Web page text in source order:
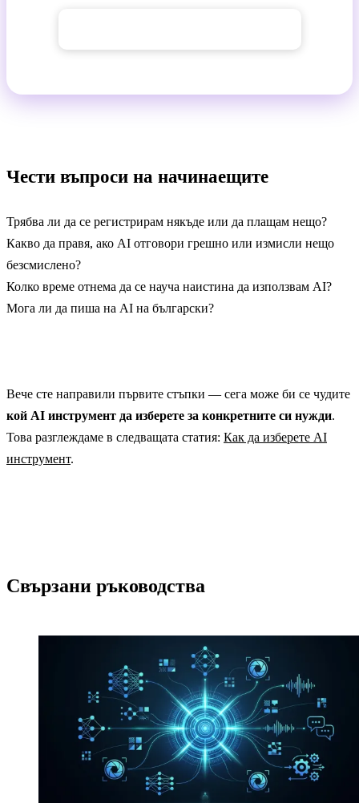
Чести въпроси на начинаещите
Трябва ли да се регистрирам някъде или да плащам нещо?
Какво да правя, ако AI отговори грешно или измисли нещо
безсмислено?
Колко време отнема да се науча наистина да използвам AI?
Мога ли да пиша на AI на български?
Вече сте направили първите стъпки — сега може би се чудите
кой AI инструмент да изберете за конкретните си нужди.
Това разглеждаме в следващата статия: Как да изберете AI
инструмент.
Свързани ръководства